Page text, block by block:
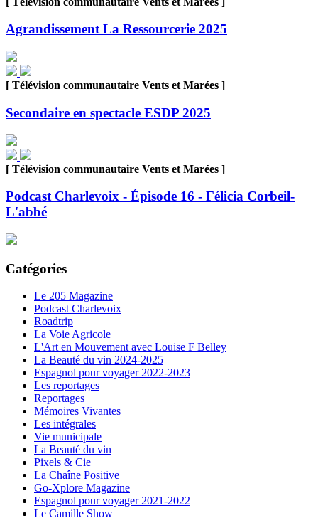
Agrandissement La Ressourcerie 2025
[ Télévision communautaire Vents et Marées ]
Secondaire en spectacle ESDP 2025
[ Télévision communautaire Vents et Marées ]
Podcast Charlevoix - Épisode 16 - Félicia Corbeil-
L'abbé
Catégories
Le 205 Magazine
Podcast Charlevoix
Roadtrip
La Voie Agricole
L'Art en Mouvement avec Louise F Belley
La Beauté du vin 2024-2025
Espagnol pour voyager 2022-2023
Les reportages
Reportages
Mémoires Vivantes
Les intégrales
Vie municipale
La Beauté du vin
Pixels & Cie
La Chaîne Positive
Go-Xplore Magazine
Espagnol pour voyager 2021-2022
Le Camille Show